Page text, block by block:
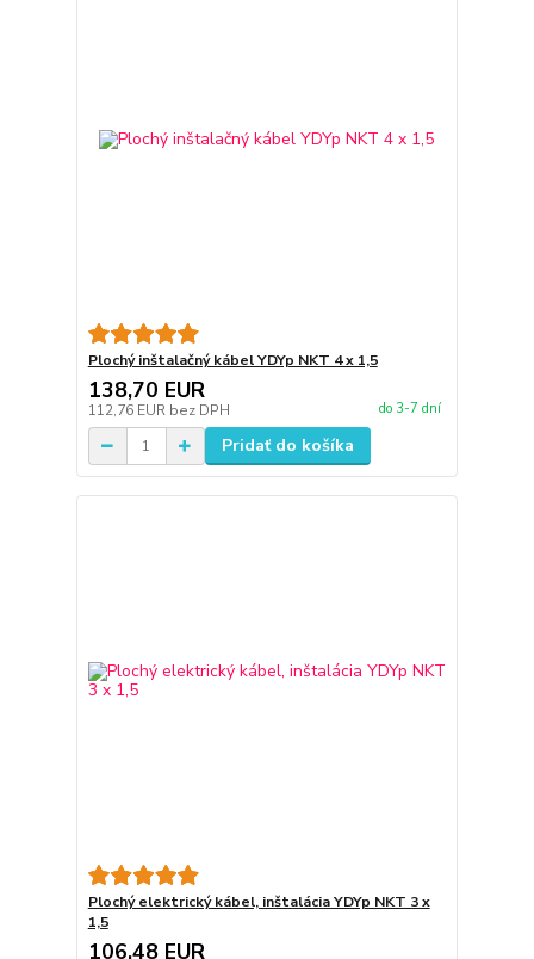
Plochý inštalačný kábel YDYp NKT 4 x 1,5
138,70 EUR
112,76 EUR bez DPH do 3-7 dní
Pridať do košíka
Plochý elektrický kábel, inštalácia YDYp NKT 3 x
1,5
106,48 EUR